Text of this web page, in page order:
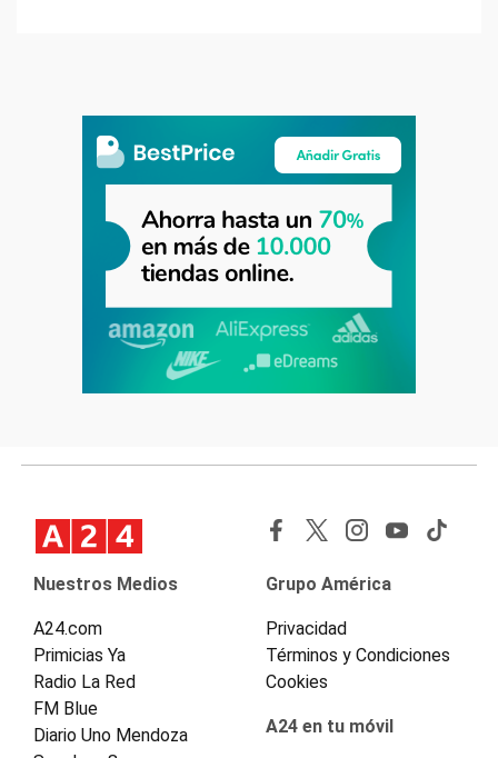
Nuestros Medios
A24.com
Primicias Ya
Radio La Red
FM Blue
Diario Uno Mendoza
Grupo América
Privacidad
Términos y Condiciones
Cookies
A24 en tu móvil